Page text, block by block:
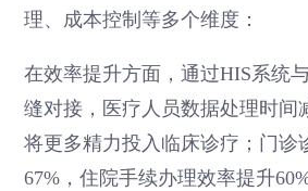
理、成本控制等多个维度：
在效率提升方面，通过HIS系统
缝对接，医疗人员数据处理时间
将更多精力投入临床诊疗；门诊
67%，住院手续办理效率提升